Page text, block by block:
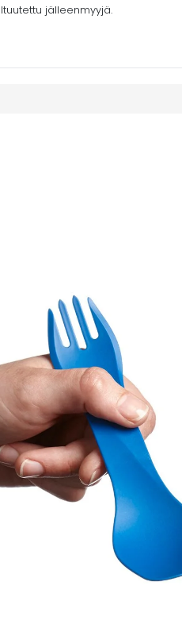
jälleenmyyjä.